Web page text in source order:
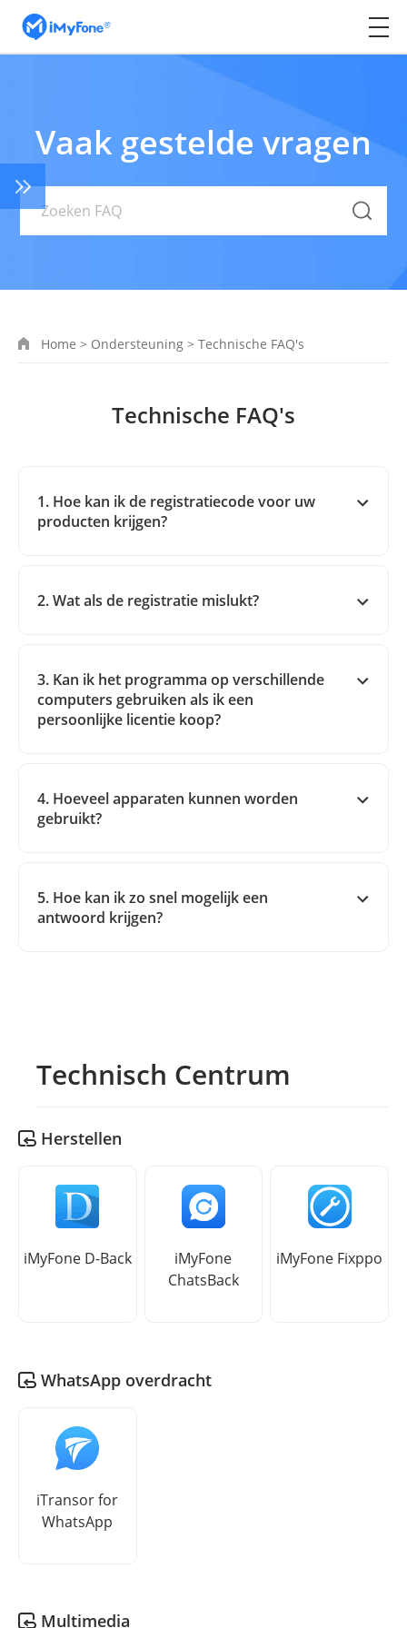
Vaak gestelde vragen
Home > Ondersteuning > Technische FAQ's
Technische FAQ's
1. Hoe kan ik de registratiecode voor uw
producten krijgen?
2. Wat als de registratie mislukt?
3. Kan ik het programma op verschillende
computers gebruiken als ik een
persoonlijke licentie koop?
4. Hoeveel apparaten kunnen worden
gebruikt?
5. Hoe kan ik zo snel mogelijk een
antwoord krijgen?
Technisch Centrum
Herstellen
iMyFone D-Back
iMyFone
ChatsBack
iMyFone Fixppo
WhatsApp overdracht
iTransor for
WhatsApp
Multimedia